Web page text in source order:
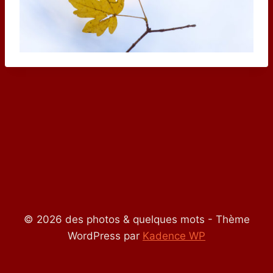
© 2026 des photos & quelques mots - Thème
WordPress par Kadence WP